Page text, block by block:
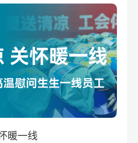
，推出创新冷链产品—即用式
产品旨在提供一种革新的“主动
显著提升冷链运输效能。
凉 关怀暖一线